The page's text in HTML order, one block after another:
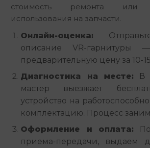
стоимость ремонта или
использования на запчасти.
Онлайн-оценка:
описание VR-
предварительную цену за 10-
Диагностика на месте: В
мастер выезжает
устройство на
комплектацию. Процесс
Оформление и оплата:
приема-передачи, выдаем